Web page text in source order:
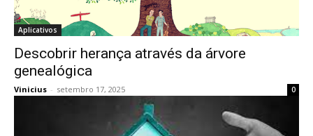
Aplicativos
Descobrir herança através da árvore
genealógica
Vinicius - setembro 17, 2025 0